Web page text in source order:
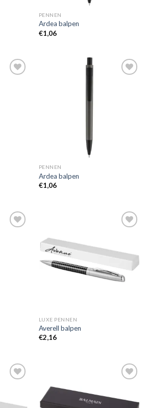
PENNEN
Ardea balpen
€1,06
PENNEN
Ardea balpen
€1,06
wenslijst
LUXE PENNEN
Averell balpen
€2,16
wenslijst